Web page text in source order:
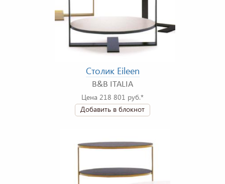
Столик Eileen
B&B ITALIA
Цена 218 801 руб.*
Добавить в блокнот